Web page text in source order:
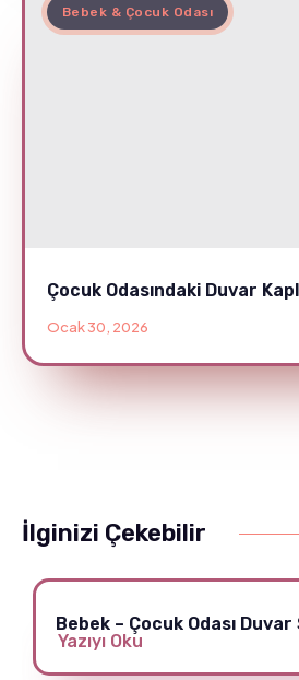
Bebek & Çocuk Odası
Çocuk Odasındaki Duvar
Ocak 30, 2026
İlginizi Çekebilir
Bebek – Çocuk Odası Duvar
Yazıyı Oku